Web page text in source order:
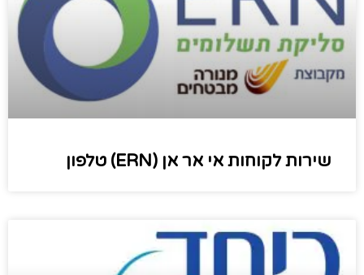
שירות לקוחות אי אר אן (ERN) טלפון